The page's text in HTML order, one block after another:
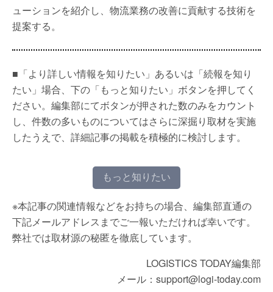
ューションを紹介し、物流業務の改善に貢献する技術を
提案する。
■「より詳しい情報を知りたい」あるいは「続報を知り
たい」場合、下の「もっと知りたい」ボタンを押してく
ださい。編集部にてボタンが押された数のみをカウント
し、件数の多いものについてはさらに深掘り取材を実施
したうえで、詳細記事の掲載を積極的に検討します。
もっと知りたい
※本記事の関連情報などをお持ちの場合、編集部直通の
下記メールアドレスまでご一報いただければ幸いです。
弊社では取材源の秘匿を徹底しています。
LOGISTICS TODAY編集部
メール：support@logi-today.com